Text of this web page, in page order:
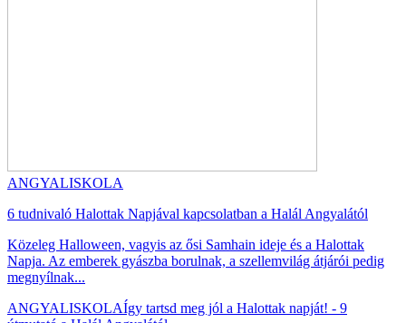
ANGYALISKOLA
6 tudnivaló Halottak Napjával kapcsolatban a Halál Angyalától
Közeleg Halloween, vagyis az ősi Samhain ideje és a Halottak
Napja. Az emberek gyászba borulnak, a szellemvilág átjárói pedig
megnyílnak...
ANGYALISKOLAÍgy tartsd meg jól a Halottak napját! - 9